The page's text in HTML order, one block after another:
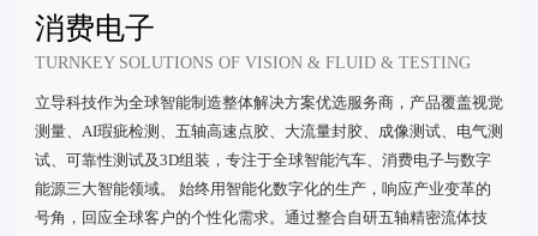
消费电子
TURNKEY SOLUTIONS OF VISION & FLUID & TESTING
立导科技作为全球智能制造整体解决方案优选服务商，产品覆盖视觉
测量、AI瑕疵检测、五轴高速点胶、大流量封胶、成像测试、电气测
试、可靠性测试及3D组装，专注于全球智能汽车、消费电子与数字
能源三大智能领域。 始终用智能化数字化的生产，响应产业变革的
号角，回应全球客户的个性化需求。通过整合自研五轴精密流体技